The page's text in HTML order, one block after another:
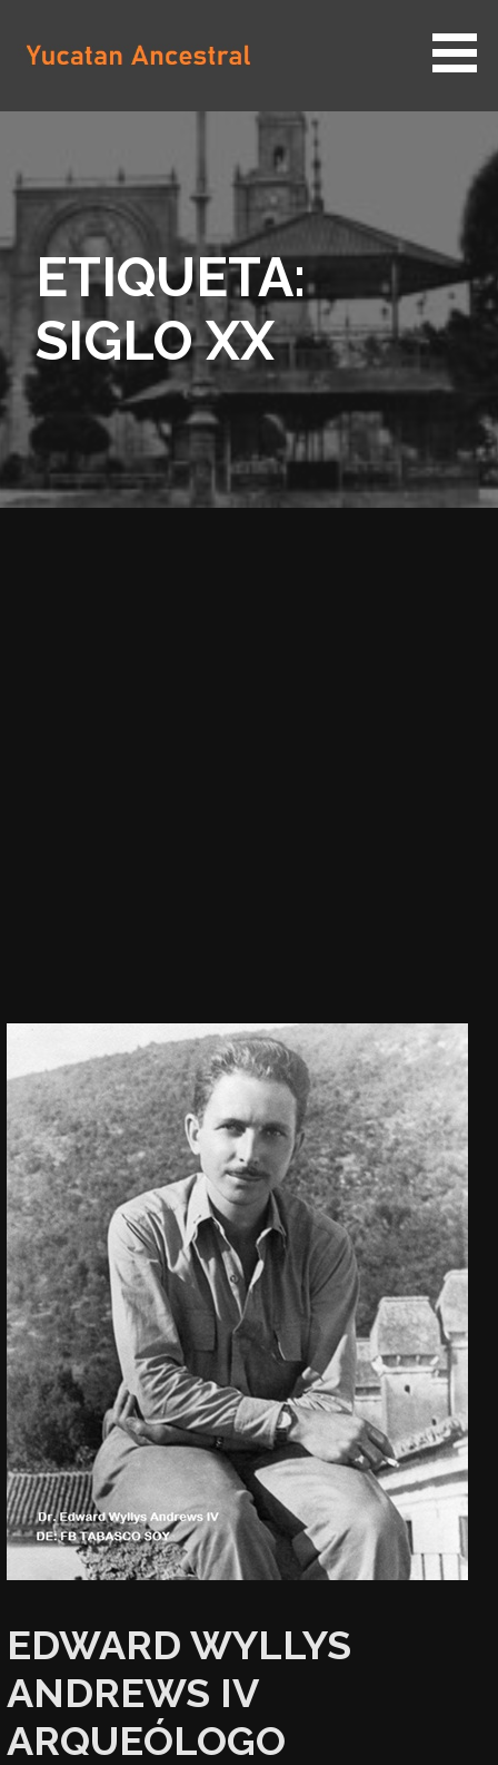
contenido
YUCATAN ANCESTRAL
ETIQUETA:
SIGLO XX
EDWARD WYLLYS
ANDREWS IV
ARQUEÓLOGO